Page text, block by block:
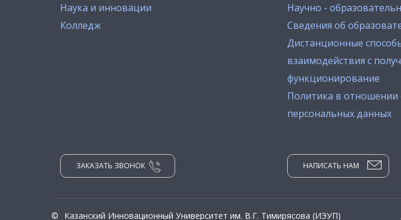
Наука и инновации
Колледж
Научно -
Сведения об
Дистанционные
взаимодействия с
функционирование
Политика в отношении
персональных данных
ЗАКАЗАТЬ ЗВОНОК НАПИСАТЬ НАМ
© Казанский Инновационный Университет им. В.Г. Тимирясова (ИЭУП)